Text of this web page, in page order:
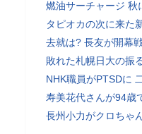
燃油サーチャージ 秋
タピオカの次に来た
去就は? 長友が開幕戦
敗れた札幌日大の振
NHK職員がPTSDに
寿美花代さんが94歳
長州小力がクロちゃ